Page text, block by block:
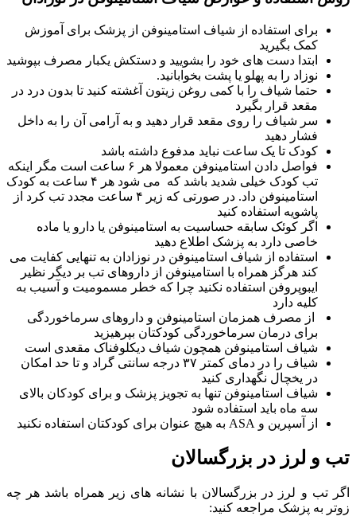
برای استفاده از شیاف استامینوفن از پزشک برای آموزش
کمک بگیرید
ابتدا دست های خود را بشویید و دستکش یکبار مصرف بپوشید
نوزاد را به پهلو یا پشت بخوابانید.
حتما شیاف را با کمی روغن زیتون آغشته کنید تا بدون درد در
مقعد قرار بگیرد
سر شیاف را روی مقعد قرار دهید و به آرامی آن را به داخل
فشار دهید
کودک تا یک ساعت نباید مدفوع داشته باشد
فواصل دادن استامینوفن معمولا هر ۶ ساعت است مگر اینکه
تب کودک خیلی شدید باشد که می شود هر ۴ ساعت به کودک
استامینوفن داد. در صورتی که زیر ۴ ساعت مجدد تب کرد از
پاشویه استفاده کنید
اگر کوئک سابقه حساسیت به استامینوفن یا دارو یا ماده
خاصی دارد به پزشک اطلاع دهید
استفاده از شیاف استامینوفن در نوزادان به تنهایی کفایت می
کند هرگز همراه با استامینوفن از داروهای تب بر دیگر نظیر
ایبوپروفن استفاده نکنید چرا که خطر مسمومیت و آسیب به
کلیه دارد
از مصرف همزمان استامینوفن و داروهای سرماخوردگی
برای درمان سرماخوردگی کودکتان بپرهیزید
شیاف استامینوفن همچون شیاف دیکلوفناک مقعدی است
شیاف را در دمای کمتر ۳۷ درجه سانتی گراد و تا حد امکان
در یخچال نگهداری کنید
شیاف استامینوفن تنها به تجویز پزشک و برای کودکان بالای
سه ماه باید استفاده شود
از آسپرین و ASA به هیچ عنوان برای کودکتان استفاده نکنید
تب و لرز در بزرگسالان
اگر تب و لرز در بزرگسالان با نشانه های زیر همراه باشد هر چه
زوتر به پزشک مراجعه کنید: